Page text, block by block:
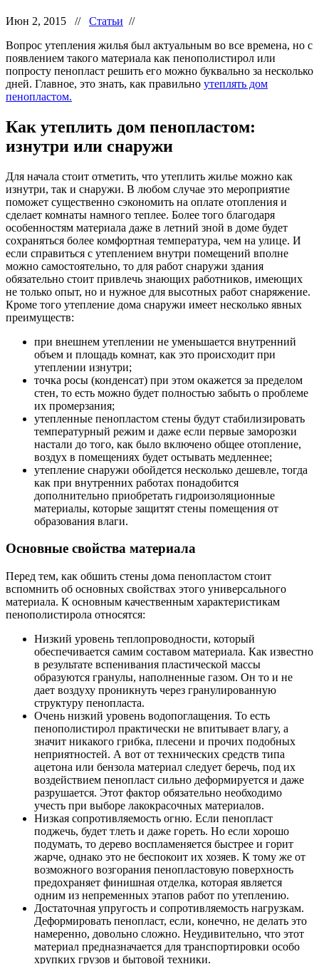
Июн 2, 2015 // Статьи //
Вопрос утепления жилья был актуальным во все времена, но с
появлением такого материала как пенополистирол или
попросту пенопласт решить его можно буквально за несколько
дней. Главное, это знать, как правильно утеплять дом
пенопластом.
Как утеплить дом пенопластом:
изнутри или снаружи
Для начала стоит отметить, что утеплить жилье можно как
изнутри, так и снаружи. В любом случае это мероприятие
поможет существенно сэкономить на оплате отопления и
сделает комнаты намного теплее. Более того благодаря
особенностям материала даже в летний зной в доме будет
сохраняться более комфортная температура, чем на улице. И
если справиться с утеплением внутри помещений вполне
можно самостоятельно, то для работ снаружи здания
обязательно стоит привлечь знающих работников, имеющих
не только опыт, но и нужное для высотных работ снаряжение.
Кроме того утепление дома снаружи имеет несколько явных
преимуществ:
при внешнем утеплении не уменьшается внутренний
объем и площадь комнат, как это происходит при
утеплении изнутри;
точка росы (конденсат) при этом окажется за пределом
стен, то есть можно будет полностью забыть о проблеме
их промерзания;
утепленные пенопластом стены будут стабилизировать
температурный режим и даже если первые заморозки
настали до того, как было включено общее отопление,
воздух в помещениях будет остывать медленнее;
утепление снаружи обойдется несколько дешевле, тогда
как при внутренних работах понадобится
дополнительно приобретать гидроизоляционные
материалы, которые защитят стены помещения от
образования влаги.
Основные свойства материала
Перед тем, как обшить стены дома пенопластом стоит
вспомнить об основных свойствах этого универсального
материала. К основным качественным характеристикам
пенополистирола относятся:
Низкий уровень теплопроводности, который
обеспечивается самим составом материала. Как известно
в результате вспенивания пластической массы
образуются гранулы, наполненные газом. Он то и не
дает воздуху проникнуть через гранулированную
структуру пенопласта.
Очень низкий уровень водопоглащения. То есть
пенополистирол практически не впитывает влагу, а
значит никакого грибка, плесени и прочих подобных
неприятностей. А вот от технических средств типа
ацетона или бензола материал следует беречь, под их
воздействием пенопласт сильно деформируется и даже
разрушается. Этот фактор обязательно необходимо
учесть при выборе лакокрасочных материалов.
Низкая сопротивляемость огню. Если пенопласт
поджечь, будет тлеть и даже гореть. Но если хорошо
подумать, то дерево воспламеняется быстрее и горит
жарче, однако это не беспокоит их хозяев. К тому же от
возможного возгорания пенопластовую поверхность
предохраняет финишная отделка, которая является
одним из непременных этапов работ по утеплению.
Достаточная упругость и сопротивляемость нагрузкам.
Деформировать пенопласт, если, конечно, не делать это
намеренно, довольно сложно. Неудивительно, что этот
материал предназначается для транспортировки особо
хрупких грузов и бытовой техники.